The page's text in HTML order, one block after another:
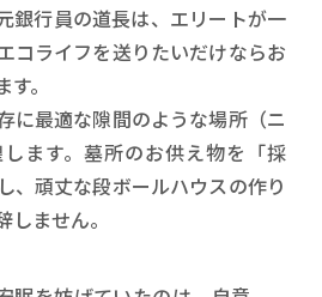
銀行員の道長は、エリートが一
コライフを送りたいだけならお
。
に最適な隙間のような場所（ニ
ます。墓所のお供え物を「採
、頑丈な段ボールハウスの作り
ません。